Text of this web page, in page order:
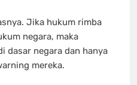
Jika hukum rimba
negara, maka
dasar negara dan hanya
mereka.